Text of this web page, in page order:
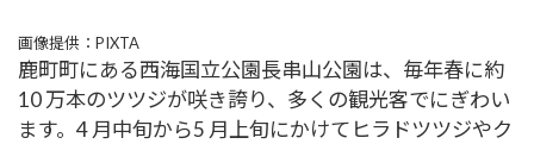
画像提供：PIXTA
鹿町町にある西海国立公園長串山公園は、毎年春に約
10 万本のツツジが咲き誇り、多くの観光客でにぎわい
ます。4 月中旬から5 月上旬にかけてヒラドツツジやク